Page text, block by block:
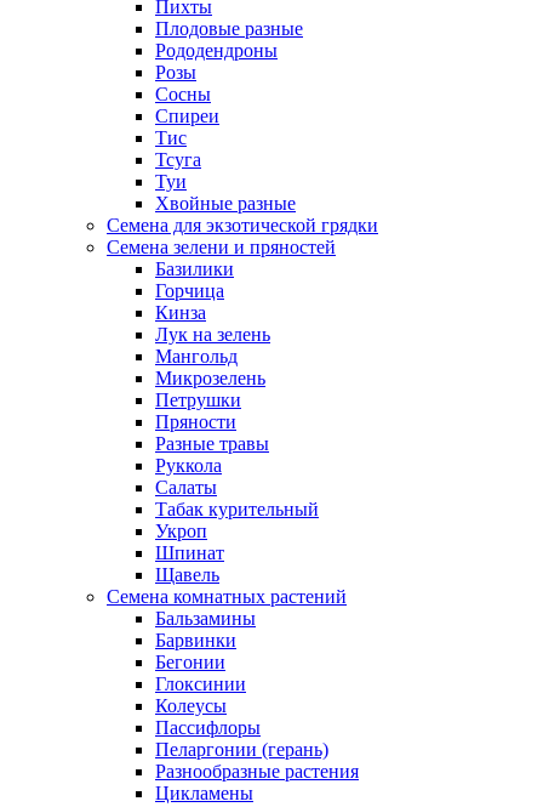
Пихты
Плодовые разные
Рододендроны
Розы
Сосны
Спиреи
Тис
Тсуга
Туи
Хвойные разные
Семена для экзотической грядки
Семена зелени и пряностей
Базилики
Горчица
Кинза
Лук на зелень
Мангольд
Микрозелень
Петрушки
Пряности
Разные травы
Руккола
Салаты
Табак курительный
Укроп
Шпинат
Щавель
Семена комнатных растений
Бальзамины
Барвинки
Бегонии
Глоксинии
Колеусы
Пассифлоры
Пеларгонии (герань)
Разнообразные растения
Цикламены